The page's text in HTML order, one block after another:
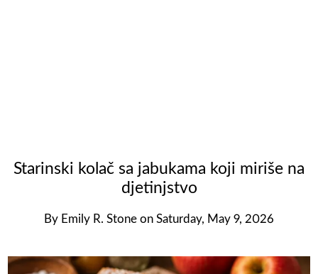
Starinski kolač sa jabukama koji miriše na
djetinjstvo
By Emily R. Stone on Saturday, May 9, 2026